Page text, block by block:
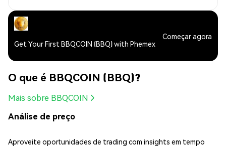
Get Your First BBQCOIN (BBQ) with Phemex
Começar agora
O que é BBQCOIN (BBQ)?
Mais sobre BBQCOIN
Análise de preço
Aproveite oportunidades de trading com insights em tempo